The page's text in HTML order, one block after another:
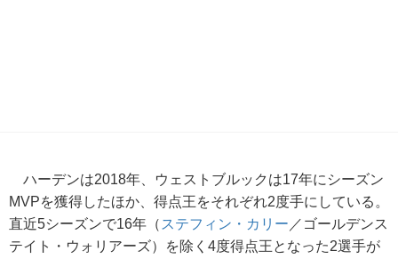
ハーデンは2018年、ウェストブルックは17年にシーズン
MVPを獲得したほか、得点王をそれぞれ2度手にしている。
直近5シーズンで16年（ ステフィン・カリー ／ゴールデンス
テイト・ウォリアーズ）を除く4度得点王となった2選手が